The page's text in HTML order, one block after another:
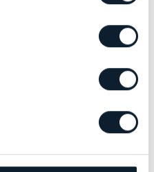
nach
nach Kristiansand